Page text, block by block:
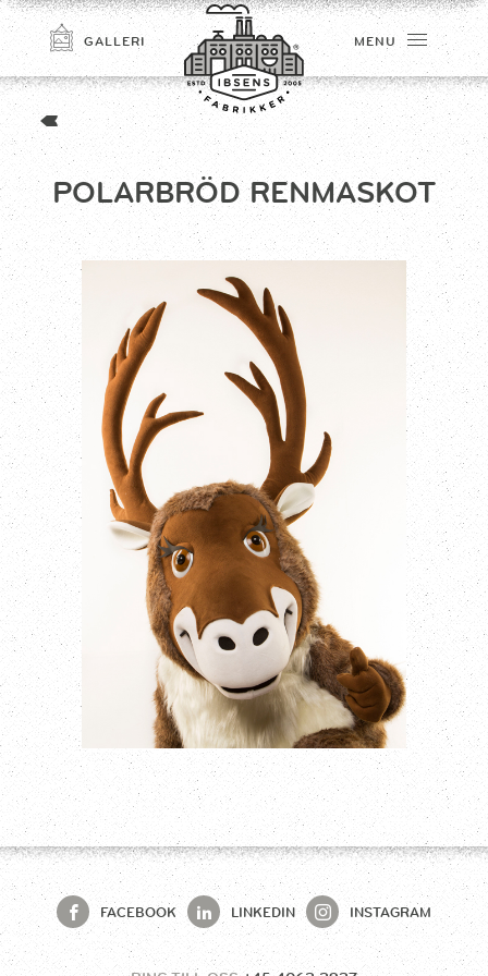
TILMELD
GALLERI MENU
POLARBRÖD RENMASKOT
FACEBOOK LINKEDIN INSTAGRAM